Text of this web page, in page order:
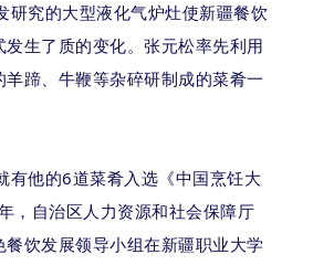
研究的大型液化气炉灶使新疆餐饮
发生了质的变化。张元松率先利用
羊蹄、牛鞭等杂碎研制成的菜肴一
有他的6道菜肴入选《中国烹饪大
，自治区人力资源和社会保障厅
餐饮发展领导小组在新疆职业大学